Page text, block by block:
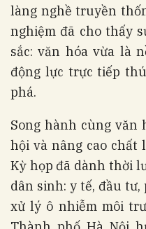
làng nghề truyền
nghiệm đã cho thấy
sắc: văn hóa vừa là
động lực trực tiếp
phá.
Song hành cùng văn
hội và nâng cao chất
Kỳ họp đã dành thời
dân sinh: y tế, đầu
xử lý ô nhiễm môi